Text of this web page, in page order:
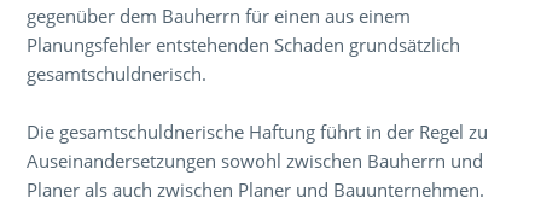
gegenüber dem Bauherrn für einen aus einem
Planungsfehler entstehenden Schaden grundsätzlich
gesamtschuldnerisch.
Die gesamtschuldnerische Haftung führt in der Regel zu
Auseinandersetzungen sowohl zwischen Bauherrn und
Planer als auch zwischen Planer und Bauunternehmen.